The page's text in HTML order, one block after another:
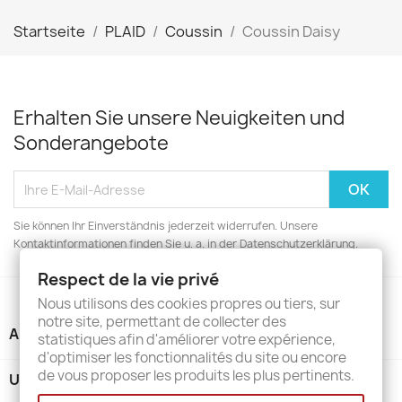
Startseite PLAID Coussin Coussin Daisy
Erhalten Sie unsere Neuigkeiten und
Sonderangebote
Sie können Ihr Einverständnis jederzeit widerrufen. Unsere
Kontaktinformationen finden Sie u. a. in der Datenschutzerklärung.
ARTIKEL
UNTERNEHMEN
Respect de la vie privé
Nous utilisons des cookies propres ou tiers, sur
notre site, permettant de collecter des
statistiques afin d'améliorer votre expérience,
d'optimiser les fonctionnalités du site ou encore
de vous proposer les produits les plus pertinents.